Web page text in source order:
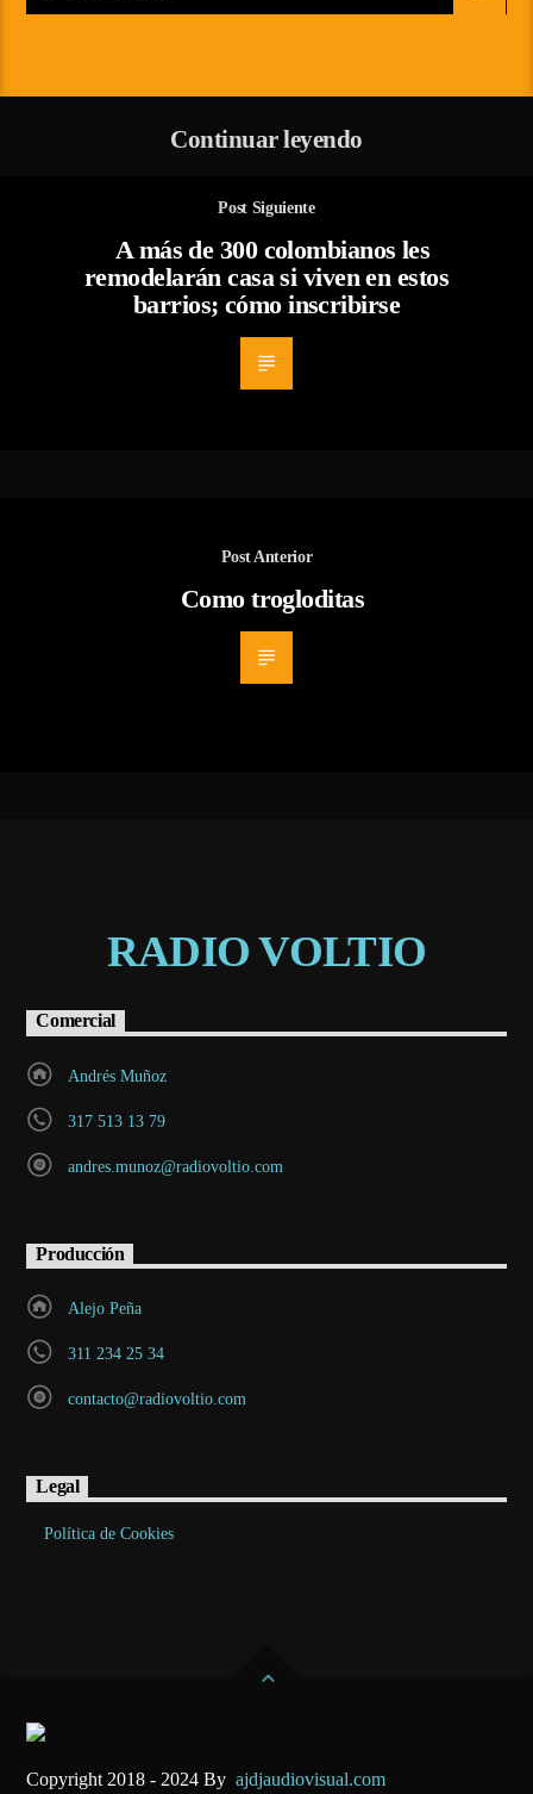
Continuar leyendo
Post Siguiente
A más de 300 colombianos les
remodelarán casa si viven en estos
barrios; cómo inscribirse
Post Anterior
Como trogloditas
RADIO VOLTIO
Comercial
Andrés Muñoz
317 513 13 79
andres.munoz@radiovoltio.com
Producción
Alejo Peña
311 234 25 34
contacto@radiovoltio.com
Legal
Política de Cookies
Copyright 2018 - 2024 Byajdjaudiovisual.com